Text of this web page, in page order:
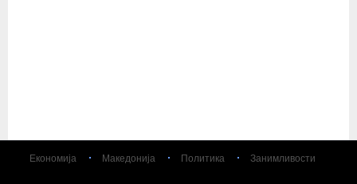
Економија Македонија Политика Занимливости